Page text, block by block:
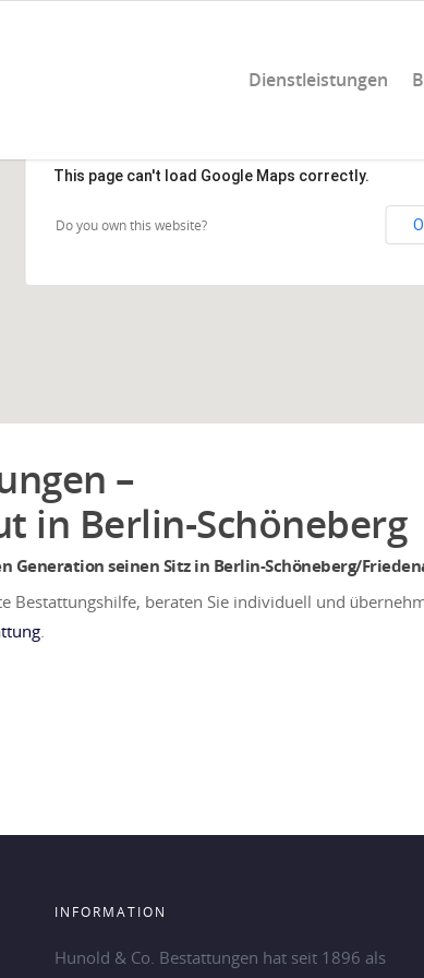
Dienstleistungen
This page can't load Google Maps correctly.
Do you own this website?
–
in Berlin-Schöneberg
seinen Sitz in Berlin-Schöneberg/
Bestattungshilfe, beraten Sie individuell und
.
INFORMATION
Hunold & Co. Bestattungen hat seit 1896 als